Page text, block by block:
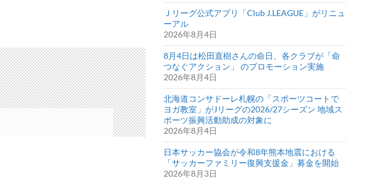
Ｊリーグ公式アプリ「Club J.LEAGUE」がリニュ
ーアル
2026年8月4日
8月4日は松田直樹さんの命日、各クラブが「命
つなぐアクション」 のプロモーション実施
2026年8月4日
北海道コンサドーレ札幌の「スポーツコートで
ヨガ教室」がJリーグの2026/27シーズン 地域ス
ポーツ振興活動助成の対象に
2026年8月4日
日本サッカー協会が令和8年熊本地震における
「サッカーファミリー復興支援金」募金を開始
2026年8月3日